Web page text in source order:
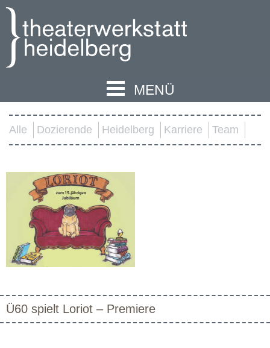
MENÜ
Alle Dozierende Heidelberg Karriere Team
Ü60 spielt Loriot – Premiere